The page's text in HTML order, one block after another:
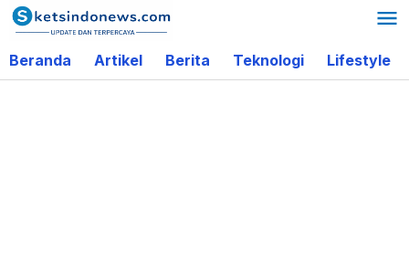
Lewati
ke
konten
Beranda Artikel Berita Teknologi Lifestyle